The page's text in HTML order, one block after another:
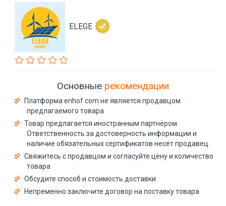
ELEGE
Основные рекомендации
Платформа enhof.com не является продавцом
предлагаемого товара
Товар предлагается иностранным партнёром.
Ответственность за достоверность информации и
наличие обязательных сертификатов несёт продавец.
Свяжитесь с продавцом и согласуйте цену и количество
товара
Обсудите способ и стоимость доставки
Непременно заключите договор на поставку товара